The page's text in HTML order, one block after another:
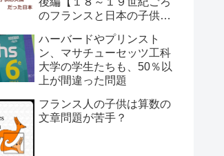
のフランスと日本の子供の
ハーバードやプリンスト
ン、マサチューセッツ工科
大学の学生たちも、50％以
上が間違った問題
フランス人の子供は算数の
文章問題が苦手？